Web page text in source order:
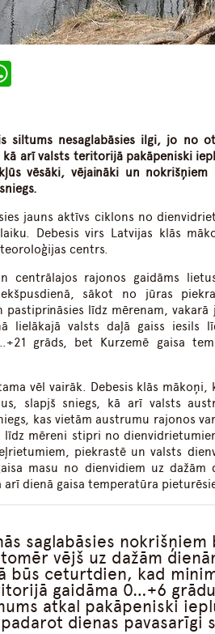
siltums nesaglabāsies ilgi, jo no
arī valsts teritorijā pakāpeniski
vēsāki, vējaināki un
jauns aktīvs ciklons no
Debesis virs Latvijas klās
centrs.
centrālajos rajonos gaidāms
sākot no jūras
līdz mērenam, vakarā
valsts daļā gaiss iesils
grāds, bet Kurzemē gaisa
vēl vairāk. Debesis klās
slapjš sniegs, kā arī valsts
kas vietām austrumu rajonos
mēreni stipri no
piekrastē un valsts
masu no dienvidiem uz dažām
dienā gaisa temperatūra
saglabāsies
vējš uz dažām
būs ceturtdien, kad
gaidāma 0…+6
atkal pakāpeniski
padarot dienas pavasarīgi